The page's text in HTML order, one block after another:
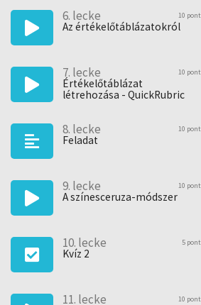
6. lecke 10 pont
Az értékelőtáblázatokról
7. lecke 10 pont
Értékelőtáblázat
létrehozása - QuickRubric
8. lecke 10 pont
Feladat
9. lecke 10 pont
A színesceruza-módszer
10. lecke 5 pont
Kvíz 2
11. lecke 10 pont